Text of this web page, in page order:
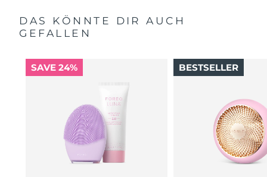
DAS KÖNNTE DIR AUCH
GEFALLEN
SAVE 24% BESTSELLER